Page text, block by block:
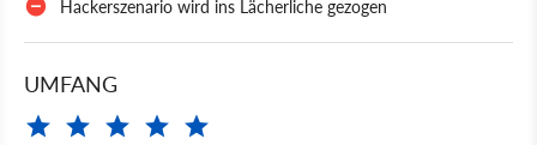
Hackerszenario wird ins Lächerliche gezogen
UMFANG